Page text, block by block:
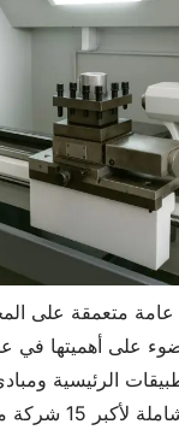
متعمقة على
على أهميتها في
الرئيسية
إلى ذلك، نقدم